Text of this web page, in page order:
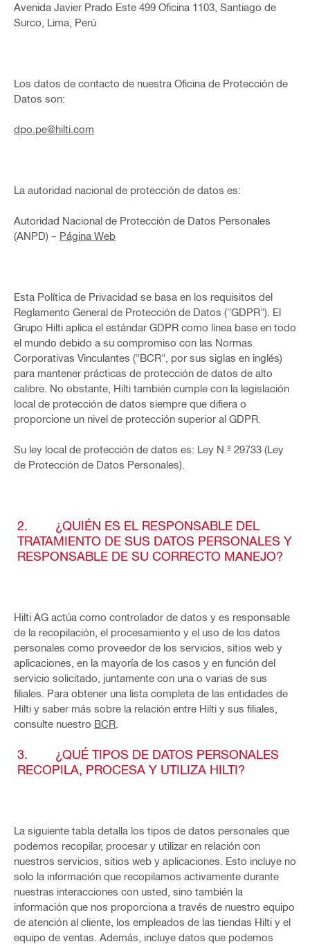
Avenida Javier Prado Este 499 Oficina 1103, Santiago de
Surco, Lima, Perú
Los datos de contacto de nuestra Oficina de Protección de
Datos son:
dpo.pe@hilti.com
La autoridad nacional de protección de datos es:
Autoridad Nacional de Protección de Datos Personales
(ANPD) – Página Web
Esta Política de Privacidad se basa en los requisitos del
Reglamento General de Protección de Datos ("GDPR"). El
Grupo Hilti aplica el estándar GDPR como línea base en todo
el mundo debido a su compromiso con las Normas
Corporativas Vinculantes ("BCR", por sus siglas en inglés)
para mantener prácticas de protección de datos de alto
calibre. No obstante, Hilti también cumple con la legislación
local de protección de datos siempre que difiera o
proporcione un nivel de protección superior al GDPR.
Su ley local de protección de datos es: Ley N.º 29733 (Ley
de Protección de Datos Personales).
2. ¿QUIÉN ES EL RESPONSABLE DEL
TRATAMIENTO DE SUS DATOS PERSONALES Y
RESPONSABLE DE SU CORRECTO MANEJO?
Hilti AG actúa como controlador de datos y es responsable
de la recopilación, el procesamiento y el uso de los datos
personales como proveedor de los servicios, sitios web y
aplicaciones, en la mayoría de los casos y en función del
servicio solicitado, juntamente con una o varias de sus
filiales. Para obtener una lista completa de las entidades de
Hilti y saber más sobre la relación entre Hilti y sus filiales,
consulte nuestro BCR
3. ¿QUÉ TIPOS DE DATOS PERSONALES
RECOPILA, PROCESA Y UTILIZA HILTI?
La siguiente tabla detalla los tipos de datos personales que
podemos recopilar, procesar y utilizar en relación con
nuestros servicios, sitios web y aplicaciones. Esto incluye no
solo la información que recopilamos activamente durante
nuestras interacciones con usted, sino también la
información que nos proporciona a través de nuestro equipo
de atención al cliente, los empleados de las tiendas Hilti y el
equipo de ventas. Además, incluye datos que podemos